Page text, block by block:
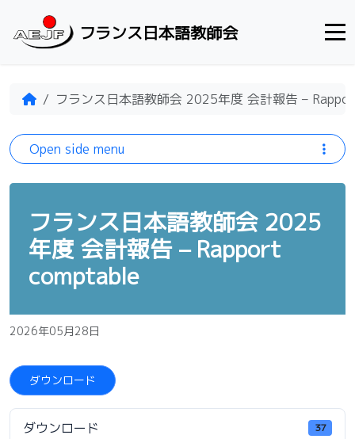
フランス日本語教師会
Homeフランス日本語教師会 2025年度 会計報告 –
フランス日本語教師会 2025
年度 会計報告 – Rapport
comptable
2026年05月28日
ダウンロード
ダウンロード 37
Open side menu